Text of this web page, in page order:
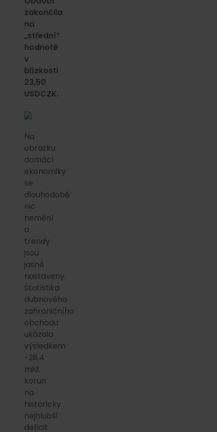
zakončila
na
„střední“
hodnotě
v
blízkosti
23,50
USDCZK.
Na
obrázku
domácí
ekonomiky
se
dlouhodobě
nic
nemění
a
trendy
jsou
jasně
nastaveny.
Statistika
dubnového
zahraničního
obchodu
ukázala
výsledkem
-28,4
mld.
korun
na
historicky
nejhlubší
deficit